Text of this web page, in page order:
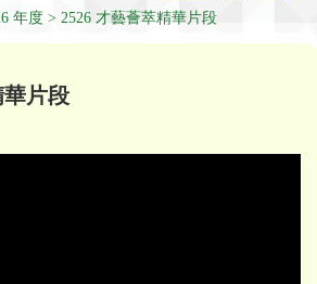
年度 2526 才藝薈萃精華片段
華片段